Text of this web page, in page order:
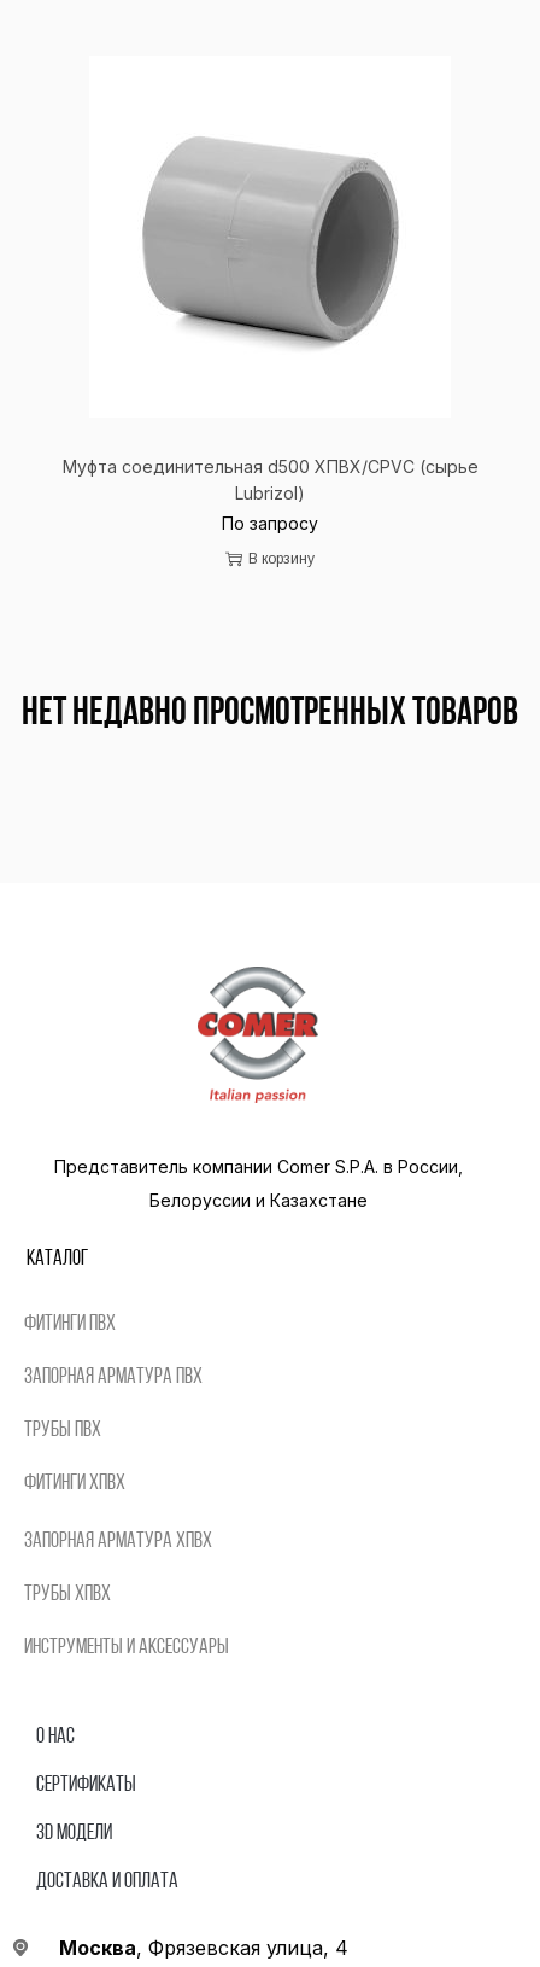
Муфта соединительная d500 ХПВХ/CPVC (сырье
Lubrizol)
По запросу
В корзину
Нет недавно просмотренных товаров
Представитель компании Comer S.P.A. в России,
Белоруссии и Казахстане
Каталог
Фитинги ПВХ
Запорная арматура ПВХ
Трубы ПВХ
Фитинги ХПВХ
Запорная арматура ХПВХ
Трубы ХПВХ
Инструменты и аксессуары
О нас
Сертификаты
3D модели
Доставка и оплата
Москва, Фрязевская улица, 4